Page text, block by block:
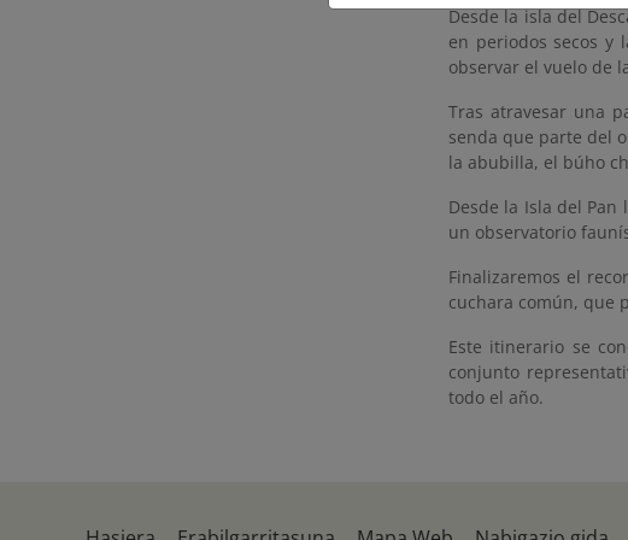
Desde la isla del
en periodos secos y
observar el vuelo de
Tras atravesar una
senda que parte del
la abubilla, el búho
Desde la Isla del
un observatorio
Finalizaremos el
cuchara común, que
Este itinerario se
conjunto
todo el año.